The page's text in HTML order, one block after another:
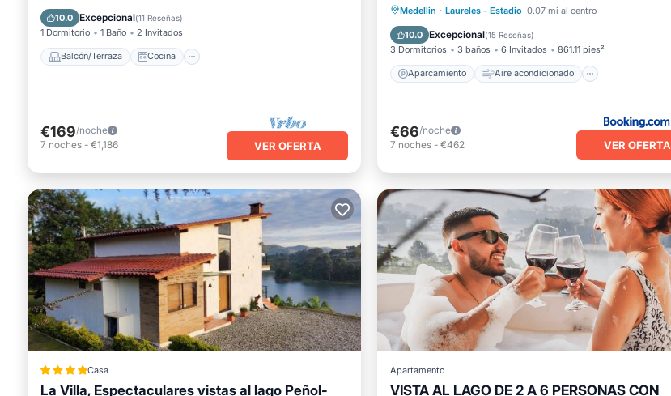
10.0 Excepcional(11 Reseñas)
1 Dormitorio 1 Baño 2 Invitados
Balcón/Terraza Cocina
Aire acondicionado
€169/noche
7 noches - €1,186 VER OFERTA
Medellin · Laureles - Estadio 0.07 mi al centro
10.0 Excepcional(15 Reseñas)
3 Dormitorios 3 baños 6 Invitados 861.11 pies²
Aparcamiento Aire acondicionado
Aparcamiento
Aire acondicionado
Internet
Se admiten mascotas
€66/noche
7 noches - €462 VER OFERTA
Casa
La Villa, Espectaculares vistas al lago Peñol-
Apartamento
VISTA AL LAGO DE 2 A 6 PERSONAS CON